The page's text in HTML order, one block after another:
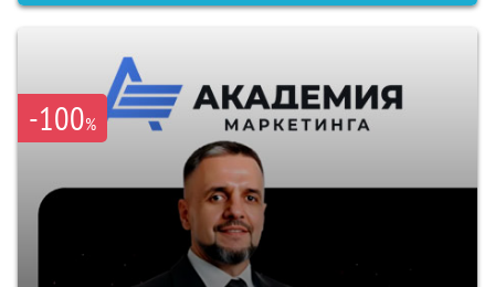
-100%